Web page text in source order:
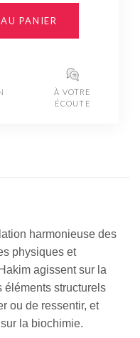
PANIER
À VOTRE
ÉCOUTE
harmonieuse des
physiques et
agissent sur la
éléments structurels
ou de ressentir, et
la biochimie.